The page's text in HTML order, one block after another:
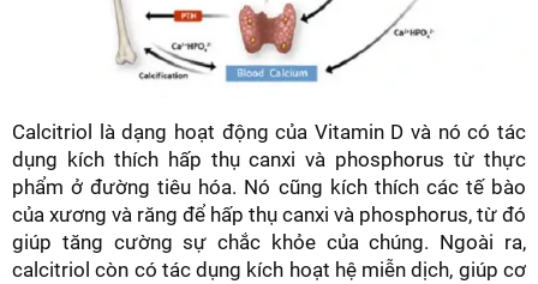
Calcitriol là dạng hoạt động của Vitamin D và nó có tác
dụng kích thích hấp thụ canxi và phosphorus từ thực
phẩm ở đường tiêu hóa. Nó cũng kích thích các tế bào
của xương và răng để hấp thụ canxi và phosphorus, từ đó
giúp tăng cường sự chắc khỏe của chúng. Ngoài ra,
calcitriol còn có tác dụng kích hoạt hệ miễn dịch, giúp cơ